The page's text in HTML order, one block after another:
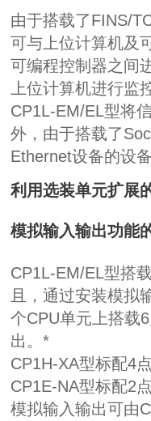
由于搭载了FINS/
可与上位计算机及
可编程控制器之间
上位计算机进行监
CP1L-EM/EL型将
外，由于搭载了
Ethernet设备的设
利用选装单元扩展
模拟输入输出功能
CP1L-EM/EL型搭
且，通过安装模拟
个CPU单元上搭载6
出。*
CP1H-XA型标配4
CP1E-NA型标配2
模拟输入输出可由